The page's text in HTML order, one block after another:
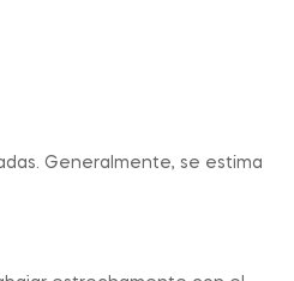
Generalmente, se estima